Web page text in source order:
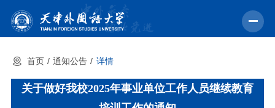
首页
学校概况
首页 通知公告 详情
关于做好我校2025年事业单位工作人员继续教育